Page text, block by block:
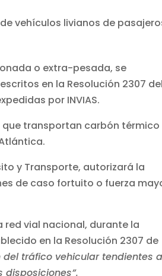
vehículos livianos de
o extra-pesada, se
en la Resolución 2307
por INVIAS.
transportan carbón térmico
y Transporte, autorizará la
de caso fortuito o fuerza
red vial nacional, durante la
en la Resolución 2307 de
tráfico vehicular tendientes